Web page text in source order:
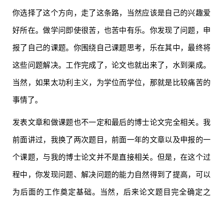
你选择了这个方向，走了这条路，当然应该是自己的兴趣爱
好所在。做学问即使很苦，也苦中有乐。你发现了问题，申
报了自己的课题。你围绕自己课题思考，乐在其中，最终将
这些问题解决。工作完成了，论文也就出来了，水到渠成。
当然，如果太功利主义，为学位而学位，那就是比较痛苦的
事情了。
发表文章和做课题也不一定和最后的博士论文完全相关。我
前面讲过，我换了两次题目，前面一年的文章以及申报的一
个课题，与我的博士论文并不是直接相关。但是，在这个过
程中，你发现问题、解决问题的能力自然得到了提高，可以
为后面的工作奠定基础。当然，后来论文题目完全确定之